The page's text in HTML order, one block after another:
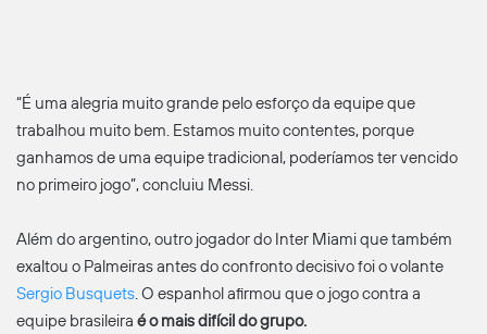
“É uma alegria muito grande pelo esforço da equipe que
trabalhou muito bem. Estamos muito contentes, porque
ganhamos de uma equipe tradicional, poderíamos ter vencido
no primeiro jogo”, concluiu Messi.
Além do argentino, outro jogador do Inter Miami que também
exaltou o Palmeiras antes do confronto decisivo foi o volante
Sergio Busquets. O espanhol afirmou que o jogo contra a
equipe brasileira é o mais difícil do grupo.